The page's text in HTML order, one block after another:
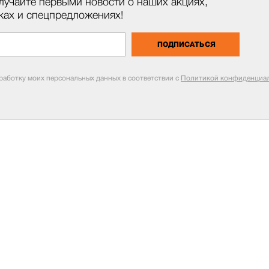
и спецпредложениях!
ПОДПИСАТЬСЯ
моих персональных данных в соответствии с Политикой